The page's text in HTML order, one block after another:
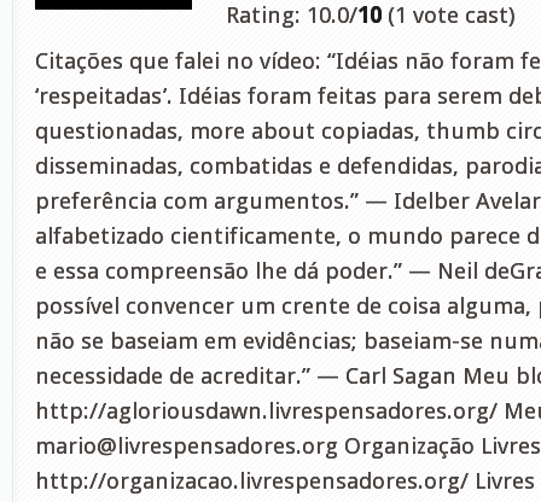
Rating: 10.0/10 (1 vote cast)
Citações que falei no vídeo: “Idéias não foram
‘respeitadas’. Idéias foram feitas para serem
questionadas, more about copiadas, thumb
disseminadas, combatidas e defendidas,
preferência com argumentos.” — Idelber Avelar
alfabetizado cientificamente, o mundo parece
e essa compreensão lhe dá poder.” — Neil
possível convencer um crente de coisa alguma,
não se baseiam em evidências; baseiam-se
necessidade de acreditar.” — Carl Sagan Meu
http://agloriousdawn.livrespensadores.org/
mario@livrespensadores.org Organização
http://organizacao.livrespensadores.org/ Livres